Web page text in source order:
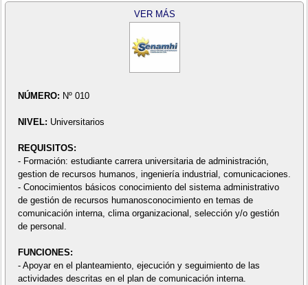
VER MÁS
NÚMERO: Nº 010
NIVEL: Universitarios
REQUISITOS:
- Formación: estudiante carrera universitaria de administración,
gestion de recursos humanos, ingeniería industrial, comunicaciones.
- Conocimientos básicos conocimiento del sistema administrativo
de gestión de recursos humanosconocimiento en temas de
comunicación interna, clima organizacional, selección y/o gestión
de personal.
FUNCIONES:
- Apoyar en el planteamiento, ejecución y seguimiento de las
actividades descritas en el plan de comunicación interna.